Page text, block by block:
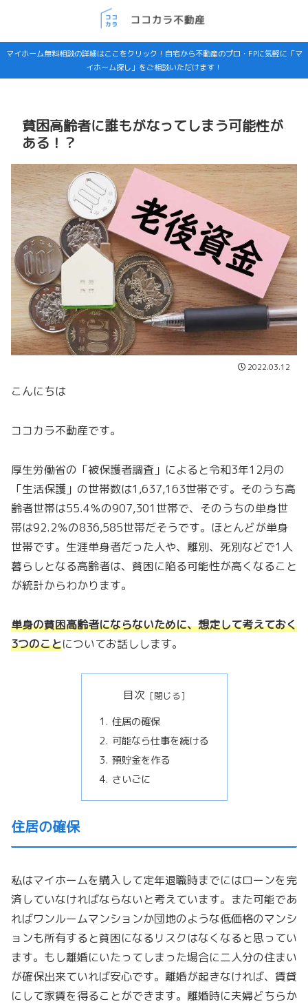
マイホーム無料相談の詳細はここをクリック！自宅から不動産のプロ・FPに気軽に「マ
イホーム探し」をご相談いただけます！
貧困高齢者に誰もがなってしまう可能性が
ある！？
2022.03.12
こんにちは
ココカラ不動産です。
厚生労働省の「被保護者調査」によると令和3年12月の
「生活保護」の世帯数は1,637,163世帯です。そのうち高
齢者世帯は55.4％の907,301世帯で、そのうちの単身世
帯は92.2％の836,585世帯だそうです。ほとんどが単身
世帯です。生涯単身者だった人や、離別、死別などで1人
暮らしとなる高齢者は、貧困に陥る可能性が高くなること
が統計からわかります。
単身の貧困高齢者にならないために、想定して考えておく
3つのことについてお話しします。
目次
住居の確保
可能なら仕事を続ける
預貯金を作る
さいごに
住居の確保
私はマイホームを購入して定年退職時までにはローンを完
済していなければならないと考えています。また可能であ
ればワンルームマンションか団地のような低価格のマンシ
ョンも所有すると貧困になるリスクはなくなると思ってい
ます。もし離婚にいたってしまった場合に二人分の住まい
が確保出来ていれば安心です。離婚が起きなければ、賃貸
にして家賃を得ることができます。離婚時に夫婦どちらか